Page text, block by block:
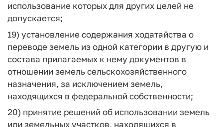
использование которых для других целей не
допускается;
19) установление содержания ходатайства о
переводе земель из одной категории в другую и
состава прилагаемых к нему документов в
отношении земель сельскохозяйственного
назначения, за исключением земель,
находящихся в федеральной собственности;
20) принятие решений об использовании земель
или земельных участков, находящихся в